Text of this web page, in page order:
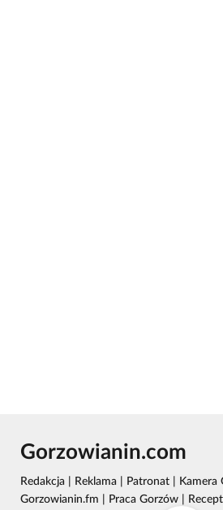
Gorzowianin.com
Redakcja Reklama Patronat Kamera
Gorzowianin.fm
Praca Gorzów